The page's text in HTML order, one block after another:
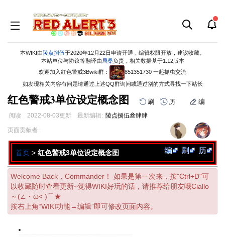
本WIKI由陵点捌伍于2020年12月22日申请开通，编辑权限开放，建议收藏。
本站单位与协议等翻译由 局桑负责，相关数据基于1.12版本
欢迎加入红色警戒3Bwiki群：
851351730 一起抓虫交流
如发现相关内容有问题请通过上述QQ群询问或通过别的方式寻找一下站长
红色警戒3单位设定概念图 刷 历 编
阅读 2022-08-03更新 最新编辑: 陵点捌伍叁肆肆
跳
导
跳
搜
页面贡献者 :
编 刷 历
首页 > 红色警戒3单位设定概念图
Welcome Back，Commander！ 如果是第一次来，按"Ctrl+D"可
以收藏随时查看更新~觉得WIKI好玩的话，请推荐给朋友哦Ciallo
～(∠・ω< )⌒★
按右上角“WIKI功能→编辑”即可修改页面内容。